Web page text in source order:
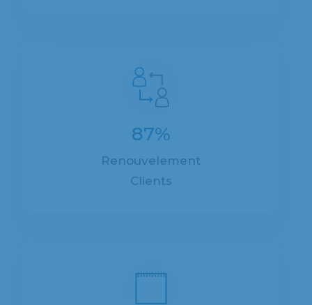
87%
Renouvelement
Clients